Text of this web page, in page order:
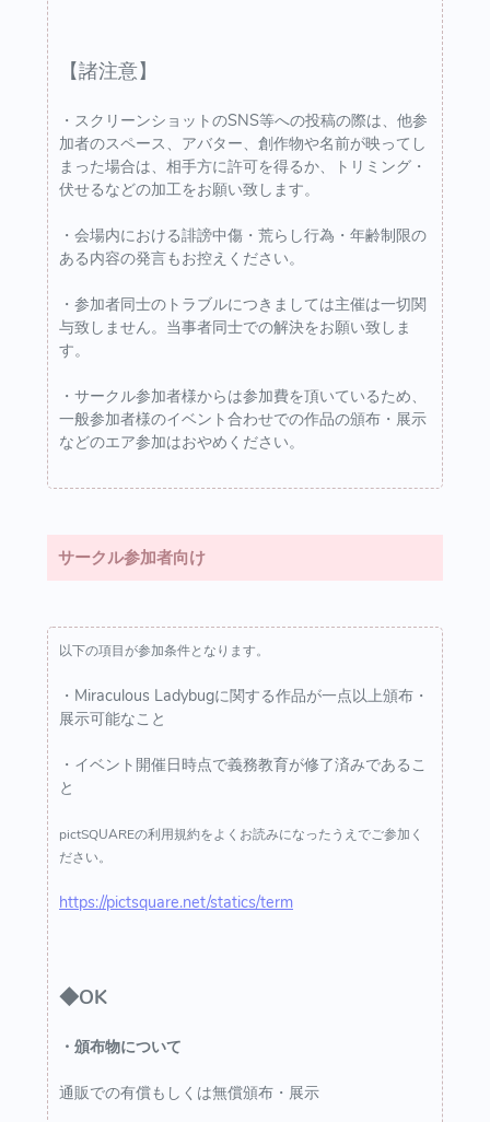
【諸注意】
・スクリーンショットのSNS等への投稿の際は、他参
加者のスペース、アバター、創作物や名前が映ってし
まった場合は、相手方に許可を得るか、トリミング・
伏せるなどの加工をお願い致します。
・会場内における誹謗中傷・荒らし行為・年齢制限の
ある内容の発言もお控えください。
・参加者同士のトラブルにつきましては主催は一切関
与致しません。当事者同士での解決をお願い致しま
す。
・サークル参加者様からは参加費を頂いているため、
一般参加者様のイベント合わせでの作品の頒布・展示
などのエア参加はおやめください。
サークル参加者向け
以下の項目が参加条件となります。
・Miraculous Ladybugに関する作品が一点以上頒布・
展示可能なこと
・イベント開催日時点で義務教育が修了済みであるこ
と
pictSQUAREの利用規約をよくお読みになったうえでご参加く
ださい。
https://pictsquare.net/statics/term
◆OK
・頒布物について
通販での有償もしくは無償頒布・展示